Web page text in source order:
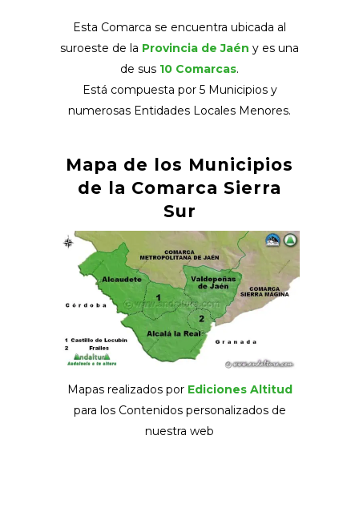
Esta Comarca se encuentra ubicada al
suroeste de la Provincia de Jaén y es una
de sus 10 Comarcas.
Está compuesta por 5 Municipios y
numerosas Entidades Locales Menores.
Mapa de los Municipios
de la Comarca Sierra
Sur
Mapas realizados por Ediciones Altitud
para los Contenidos personalizados de
nuestra web